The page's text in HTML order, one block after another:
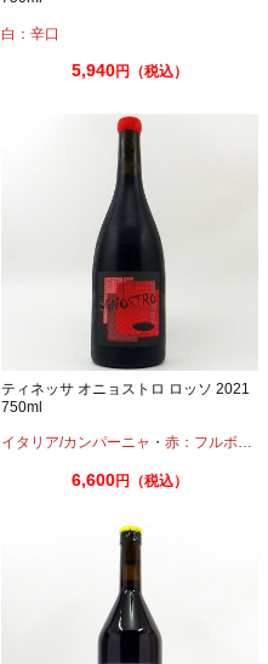
白：辛口
5,940円（税込）
・ネッビオーロ
ティネッサ オニョストロ ロッソ 2021
750ml
イタリア/カンパーニャ ・赤：フルボディ
6,600円（税込）